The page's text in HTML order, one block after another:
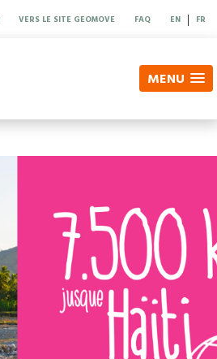
VERS LE SITE GEOMOVE FAQ EN | FR
MENU